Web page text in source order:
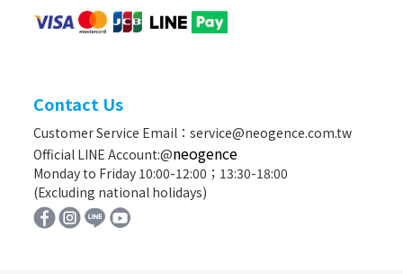
Contact Us
Customer Service Email：service@neogence.com.tw
Official LINE Account:@neogence
Monday to Friday 10:00-12:00；13:30-18:00
(Excluding national holidays)